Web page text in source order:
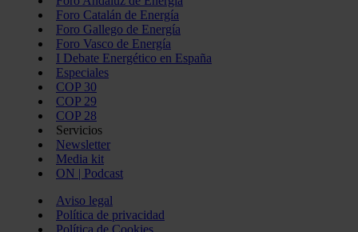
Foro Catalán de Energía
Foro Gallego de Energía
Foro Vasco de Energía
I Debate Energético en España
Especiales
COP 30
COP 29
COP 28
Servicios
Newsletter
Media kit
ON | Podcast
Aviso legal
Política de privacidad
Política de Cookies